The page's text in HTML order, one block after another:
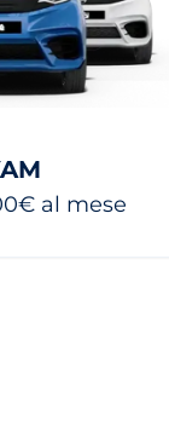
al mese